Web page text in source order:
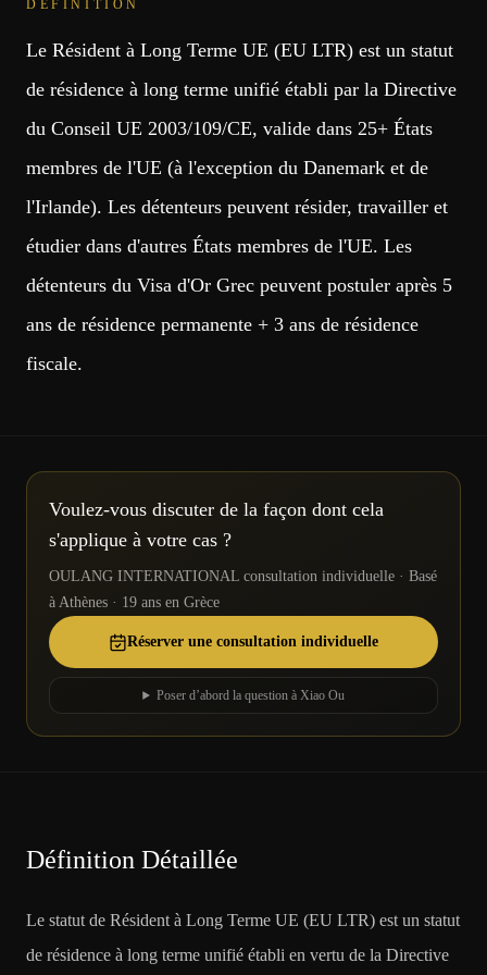
DÉFINITION
Le Résident à Long Terme UE (EU LTR) est un statut
de résidence à long terme unifié établi par la Directive
du Conseil UE 2003/109/CE, valide dans 25+ États
membres de l'UE (à l'exception du Danemark et de
l'Irlande). Les détenteurs peuvent résider, travailler et
étudier dans d'autres États membres de l'UE. Les
détenteurs du Visa d'Or Grec peuvent postuler après 5
ans de résidence permanente + 3 ans de résidence
fiscale.
Voulez-vous discuter de la façon dont cela
s'applique à votre cas ?
OULANG INTERNATIONAL consultation individuelle · Basé
à Athènes · 19 ans en Grèce
Réserver une consultation individuelle
Poser d’abord la question à Xiao Ou
Définition Détaillée
Le statut de Résident à Long Terme UE (EU LTR) est un statut
de résidence à long terme unifié établi en vertu de la Directive